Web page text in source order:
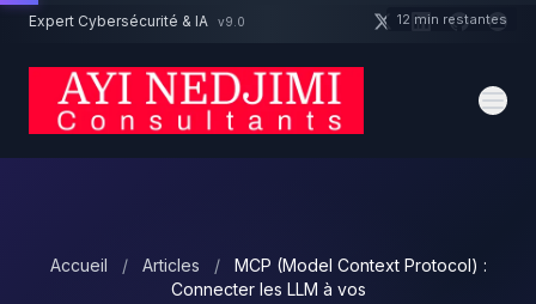
Aller au contenu principal
Expert Cybersécurité & IA v9.0
Accueil / Articles /
MCP (Model Context Protocol) :
Connecter les LLM à vos
Un projet cybersécurité ? 12 min restantes